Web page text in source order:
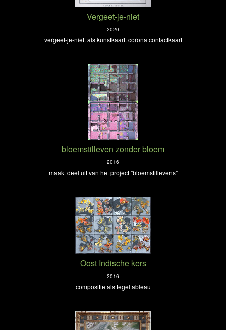
Vergeet-je-niet
2020
vergeet-je-niet. als kunstkaart: corona contactkaart
bloemstilleven zonder bloem
2016
maakt deel uit van het project "bloemstillevens"
Oost Indische kers
2016
compositie als tegeltableau